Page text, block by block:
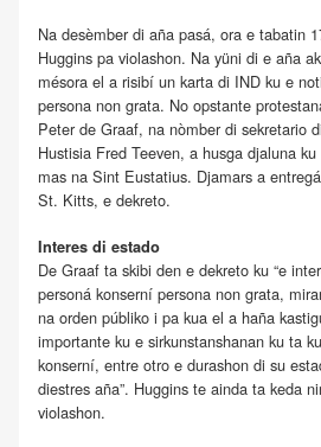
Na desèmber di aña pasá, ora e tabatin
Huggins pa violashon. Na yüni di e aña
mésora el a risibí un karta di IND ku e
persona non grata. No opstante
Peter de Graaf, na nòmber di sekretario
Hustisia Fred Teeven, a husga djaluna
mas na Sint Eustatius. Djamars a
St. Kitts, e dekreto.
Interes di estado
De Graaf ta skibi den e dekreto ku “e
personá konserní persona non grata,
na orden públiko i pa kua el a haña
importante ku e sirkunstanshanan ku ta
konserní, entre otro e durashon di su
diestres aña”. Huggins te ainda ta keda
violashon.